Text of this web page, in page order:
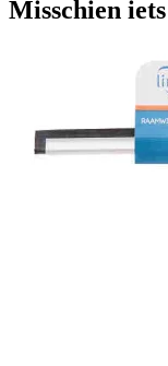
Misschien